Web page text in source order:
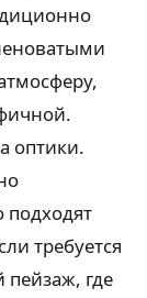
оптики.
требуется
пейзаж, где